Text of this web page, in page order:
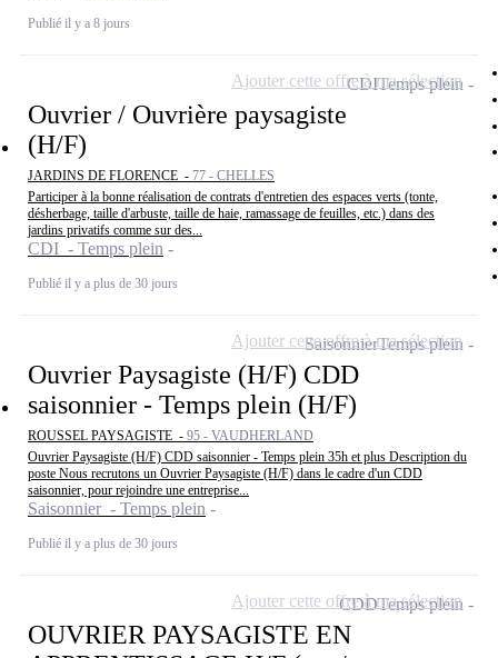
Publié il y a 8 jours
Ouvrier / Ouvrière paysagiste
(H/F)
JARDINS DE FLORENCE - 77 - CHELLES
Participer à la bonne réalisation de contrats d'entretien des espaces verts (tonte,
désherbage, taille d'arbuste, taille de haie, ramassage de feuilles, etc.) dans des
jardins privatifs comme sur des...
CDI - Temps plein
Publié il y a plus de 30 jours
CDITemps plein
Ajouter cette offre à ma sélection
Ouvrier Paysagiste (H/F) CDD
saisonnier - Temps plein (H/F)
ROUSSEL PAYSAGISTE - 95 - VAUDHERLAND
Ouvrier Paysagiste (H/F) CDD saisonnier - Temps plein 35h et plus Description du
poste Nous recrutons un Ouvrier Paysagiste (H/F) dans le cadre d'un CDD
saisonnier, pour rejoindre une entreprise...
Saisonnier - Temps plein
Publié il y a plus de 30 jours
SaisonnierTemps plein
Ajouter cette offre à ma sélection
OUVRIER PAYSAGISTE EN
CDDTemps plein
Ajouter cette offre à ma sélection